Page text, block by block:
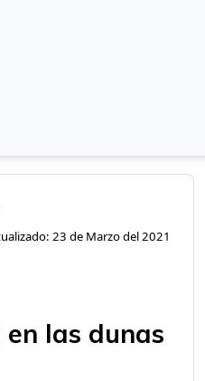
23 de Marzo del 2021
las dunas